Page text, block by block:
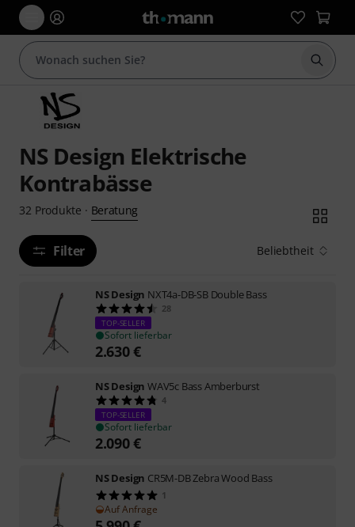
Suche
NS Design Elektrische
Kontrabässe
32 Produkte · Beratung
Filter Beliebtheit
NS Design NXT4a-DB-SB Double Bass
28
TOP-SELLER
Sofort lieferbar
2.630€
NS Design WAV5c Bass Amberburst
4
TOP-SELLER
Sofort lieferbar
2.090€
NS Design CR5M-DB Zebra Wood Bass
1
Auf Anfrage